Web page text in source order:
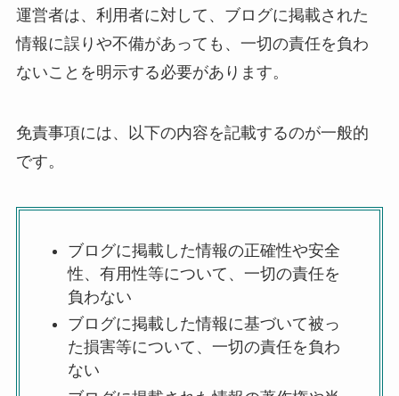
運営者は、利用者に対して、ブログに掲載された
情報に誤りや不備があっても、一切の責任を負わ
ないことを明示する必要があります。
免責事項には、以下の内容を記載するのが一般的
です。
ブログに掲載した情報の正確性や安全
性、有用性等について、一切の責任を
負わない
ブログに掲載した情報に基づいて被っ
た損害等について、一切の責任を負わ
ない